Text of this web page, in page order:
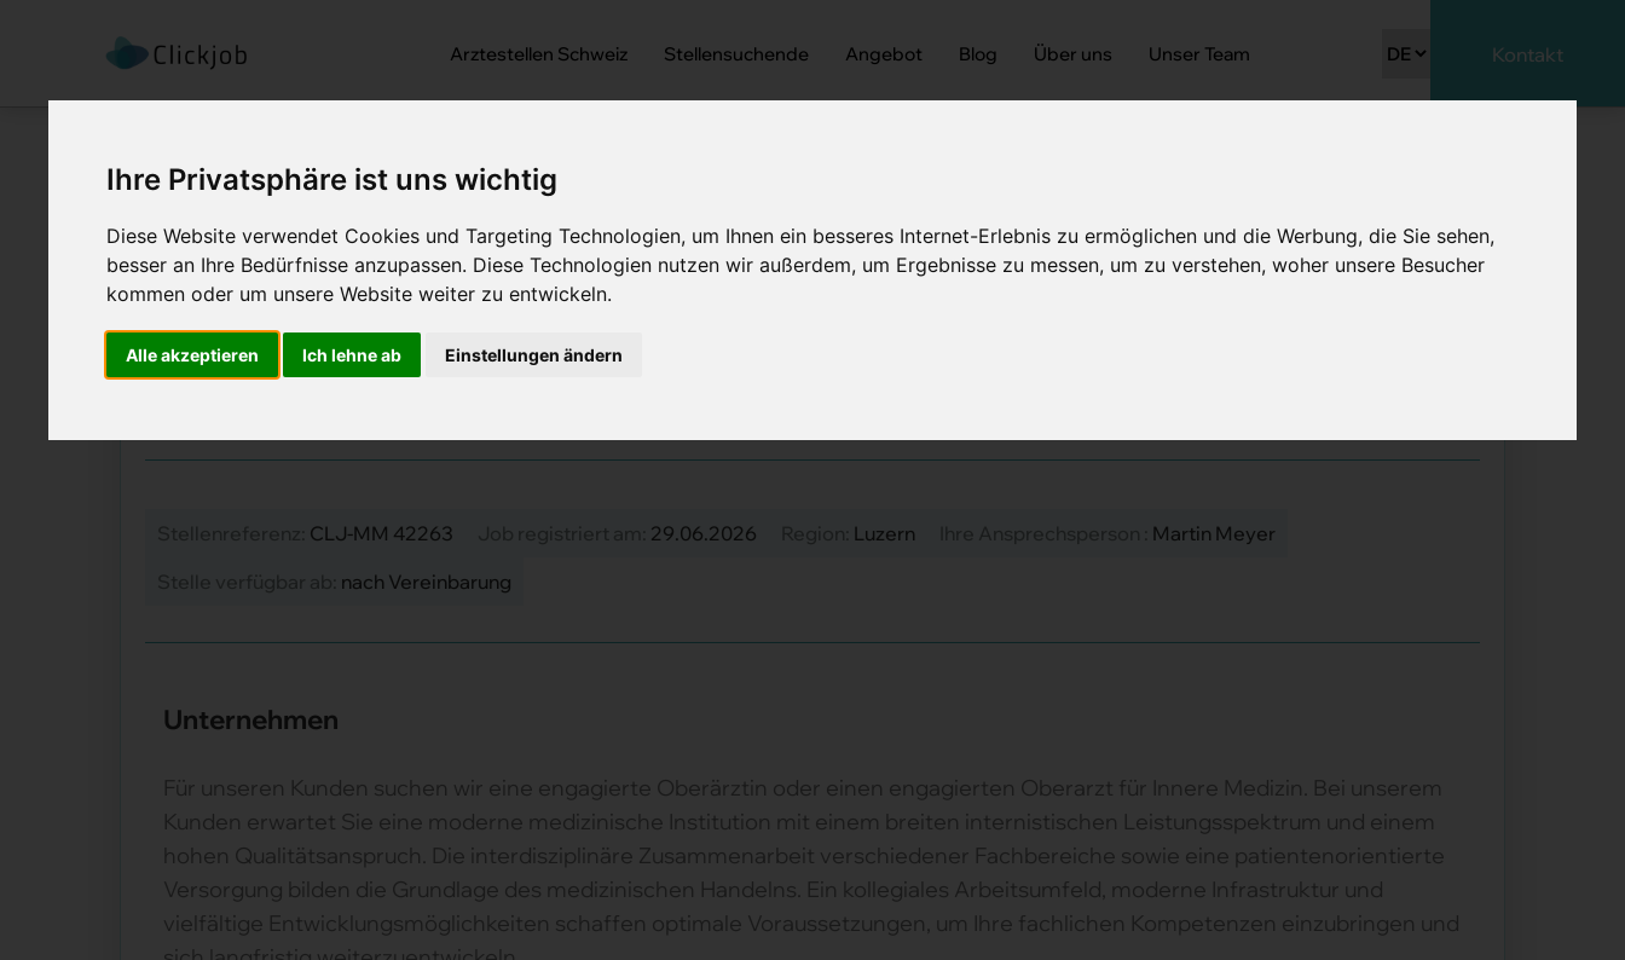
Ihre Privatsphäre ist uns wichtig
Diese Website verwendet Cookies und Targeting Technologien, um Ihnen ein besseres Internet-Erlebnis zu ermöglichen und die Werbung, die Sie sehen,
besser an Ihre Bedürfnisse anzupassen. Diese Technologien nutzen wir außerdem, um Ergebnisse zu messen, um zu verstehen, woher unsere Besucher
kommen oder um unsere Website weiter zu entwickeln.
Alle akzeptieren Ich lehne ab Einstellungen ändern
Arztestellen Schweiz Stellensuchende Angebot Blog Über uns Unser Team Kontakt
Startseite/Ärztejobs/Oberärztin Innere Medizin (w/m/d)
Oberärztin Innere Medizin (w/m/d) 80 - 100%
CLJ-MM 42263 29.06.2026 Luzern
Martin Meyer
nach Vereinbarung
Unternehmen
Für unseren Kunden suchen wir eine engagierte Oberärztin oder einen engagierten Oberarzt für Innere Medizin. Bei unserem
Kunden erwartet Sie eine moderne medizinische Institution mit einem breiten internistischen Leistungsspektrum und einem
hohen Qualitätsanspruch. Die interdisziplinäre Zusammenarbeit verschiedener Fachbereiche sowie eine patientenorientierte
Versorgung bilden die Grundlage des medizinischen Handelns. Ein kollegiales Arbeitsumfeld, moderne Infrastruktur und
vielfältige Entwicklungsmöglichkeiten schaffen optimale Voraussetzungen, um Ihre fachlichen Kompetenzen einzubringen und